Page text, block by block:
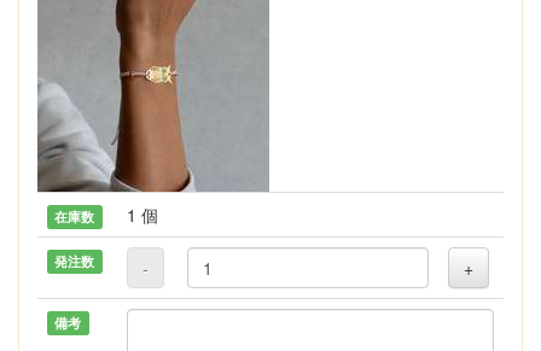
在庫数 1 個
発注数 - +
備考